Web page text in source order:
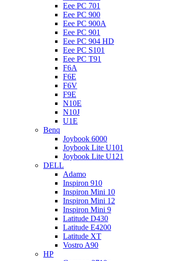
Eee PC 701
Eee PC 900
Eee PC 900A
Eee PC 901
Eee PC 904 HD
Eee PC S101
Eee PC T91
F6A
F6E
F6V
F9E
N10E
N10J
U1E
Benq
Joybook 6000
Joybook Lite U101
Joybook Lite U121
DELL
Adamo
Inspiron 910
Inspiron Mini 10
Inspiron Mini 12
Inspiron Mini 9
Latitude D430
Latitude E4200
Latitude XT
Vostro A90
HP